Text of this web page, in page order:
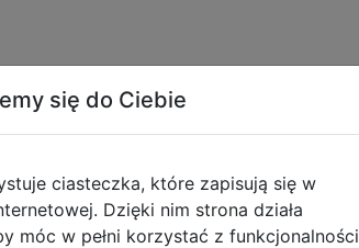
Polecane
się do Ciebie
ciasteczka, które zapisują się w
Dzięki nim strona działa
móc w pełni korzystać z funkcjonalności